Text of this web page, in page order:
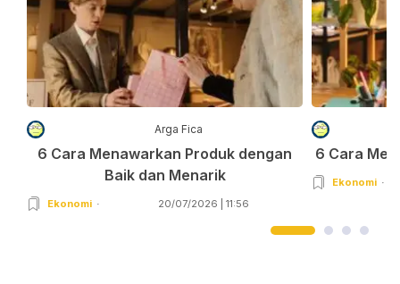
Arga Fica
6 Cara Menawarkan Produk dengan
Baik dan Menarik
Ekonomi 20/07/2026 | 11:56
6 Cara
Ekonomi